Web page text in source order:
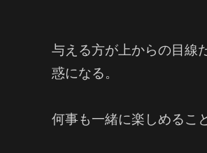
与える方が上からの目線
惑になる。
何事も一緒に楽しめるこ